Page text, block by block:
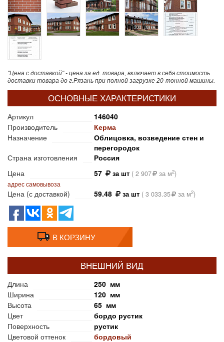
"Цена с доставкой" - цена за ед. товара, включает в себя стоимость
доставки товара до г.Рязань при полной загрузке 20-тонной машины.
ОСНОВНЫЕ ХАРАКТЕРИСТИКИ
Артикул
146040
Производитель
Керма
Назначение
Облицовка, возведение стен и
перегородок
Страна изготовления
Россия
Цена
57 за шт ( 2 907 за м2)
адрес самовывоза
Цена (с доставкой) 59.48 за шт ( 3 033.35 за м2)
В КОРЗИНУ
ВНЕШНИЙ ВИД
Длина
250 мм
Ширина
120 мм
Высота
65 мм
Цвет
бордо рустик
Поверхность
рустик
Цветовой оттенок
бордовый